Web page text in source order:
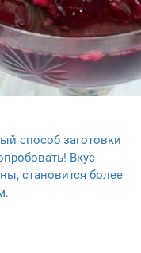
способ заготовки
Вкус
становится более